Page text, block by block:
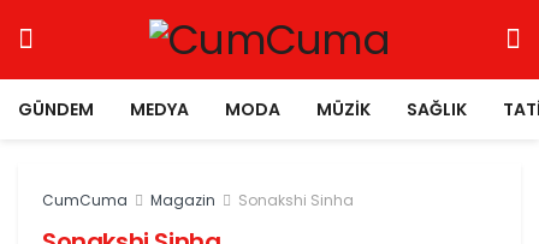
GÜNDEM MEDYA MODA MÜZIK SAĞLIK
CumCuma Magazin Sonakshi Sinha